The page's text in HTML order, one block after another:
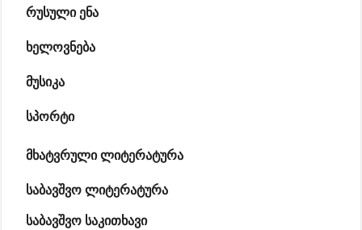
რუსული ენა
ხელოვნება
მუსიკა
სპორტი
მხატვრული ლიტერატურა
საბავშვო ლიტერატურა
საბავშვო საკითხავი